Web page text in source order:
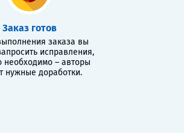
Заказ готов
заказа вы
исправления,
необходимо – авторы
нужные доработки.